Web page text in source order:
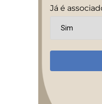
Já é